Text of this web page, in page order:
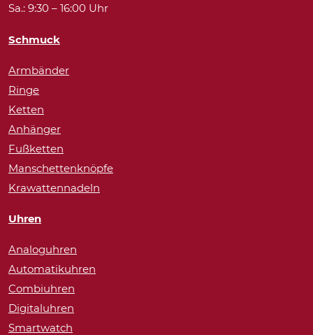
Sa.: 9:30 – 16:00 Uhr
Schmuck
Armbänder
Ringe
Ketten
Anhänger
Fußketten
Manschettenknöpfe
Krawattennadeln
Uhren
Analoguhren
Automatikuhren
Combiuhren
Digitaluhren
Smartwatch